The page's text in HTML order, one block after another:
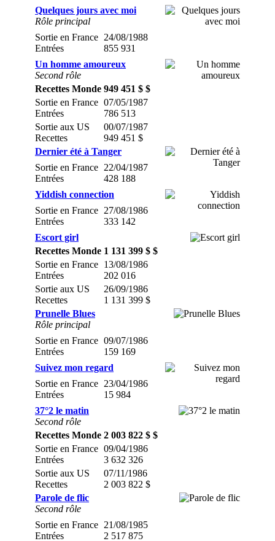
Quelques jours avec moi
Rôle principal
Sortie en France
Entrées
24/08/1988
855 931
Un homme amoureux
Second rôle
Recettes Monde 949 451 $ $
Sortie en France
Entrées
07/05/1987
786 513
Sortie aux US
Recettes
00/07/1987
949 451 $
Dernier été à Tanger
Sortie en France
Entrées
22/04/1987
428 188
Yiddish connection
Sortie en France
Entrées
27/08/1986
333 142
Escort girl
Recettes Monde 1 131 399 $ $
Sortie en France
Entrées
13/08/1986
202 016
Sortie aux US
Recettes
26/09/1986
1 131 399 $
Prunelle Blues
Rôle principal
Sortie en France
Entrées
09/07/1986
159 169
Suivez mon regard
Sortie en France
Entrées
23/04/1986
15 984
37°2 le matin
Second rôle
Recettes Monde 2 003 822 $ $
Sortie en France
Entrées
09/04/1986
3 632 326
Sortie aux US
Recettes
07/11/1986
2 003 822 $
Parole de flic
Second rôle
Sortie en France
Entrées
21/08/1985
2 517 875